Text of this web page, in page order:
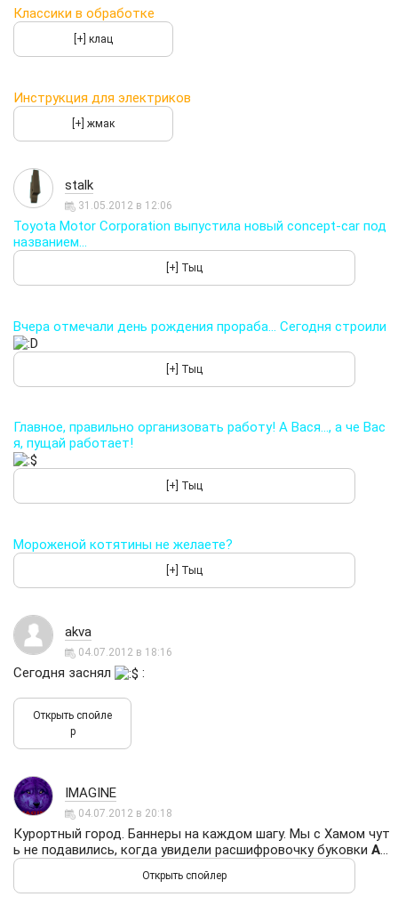
Классики в обработке
Инструкция для электриков
stalk
31.05.2012 в 12:06
Toyota Motor Corporation выпустила новый concept-car под
названием...
Вчера отмечали день рождения прораба... Сегодня строили
Главное, правильно организовать работу! А Вася..., а че Вас
я, пущай работает!
Мороженой котятины не желаете?
akva
04.07.2012 в 18:16
Сегодня заснял :
IMAGINE
04.07.2012 в 20:18
Курортный город. Баннеры на каждом шагу. Мы с Хамом чут
ь не подавились, когда увидели расшифровочку буковки А...